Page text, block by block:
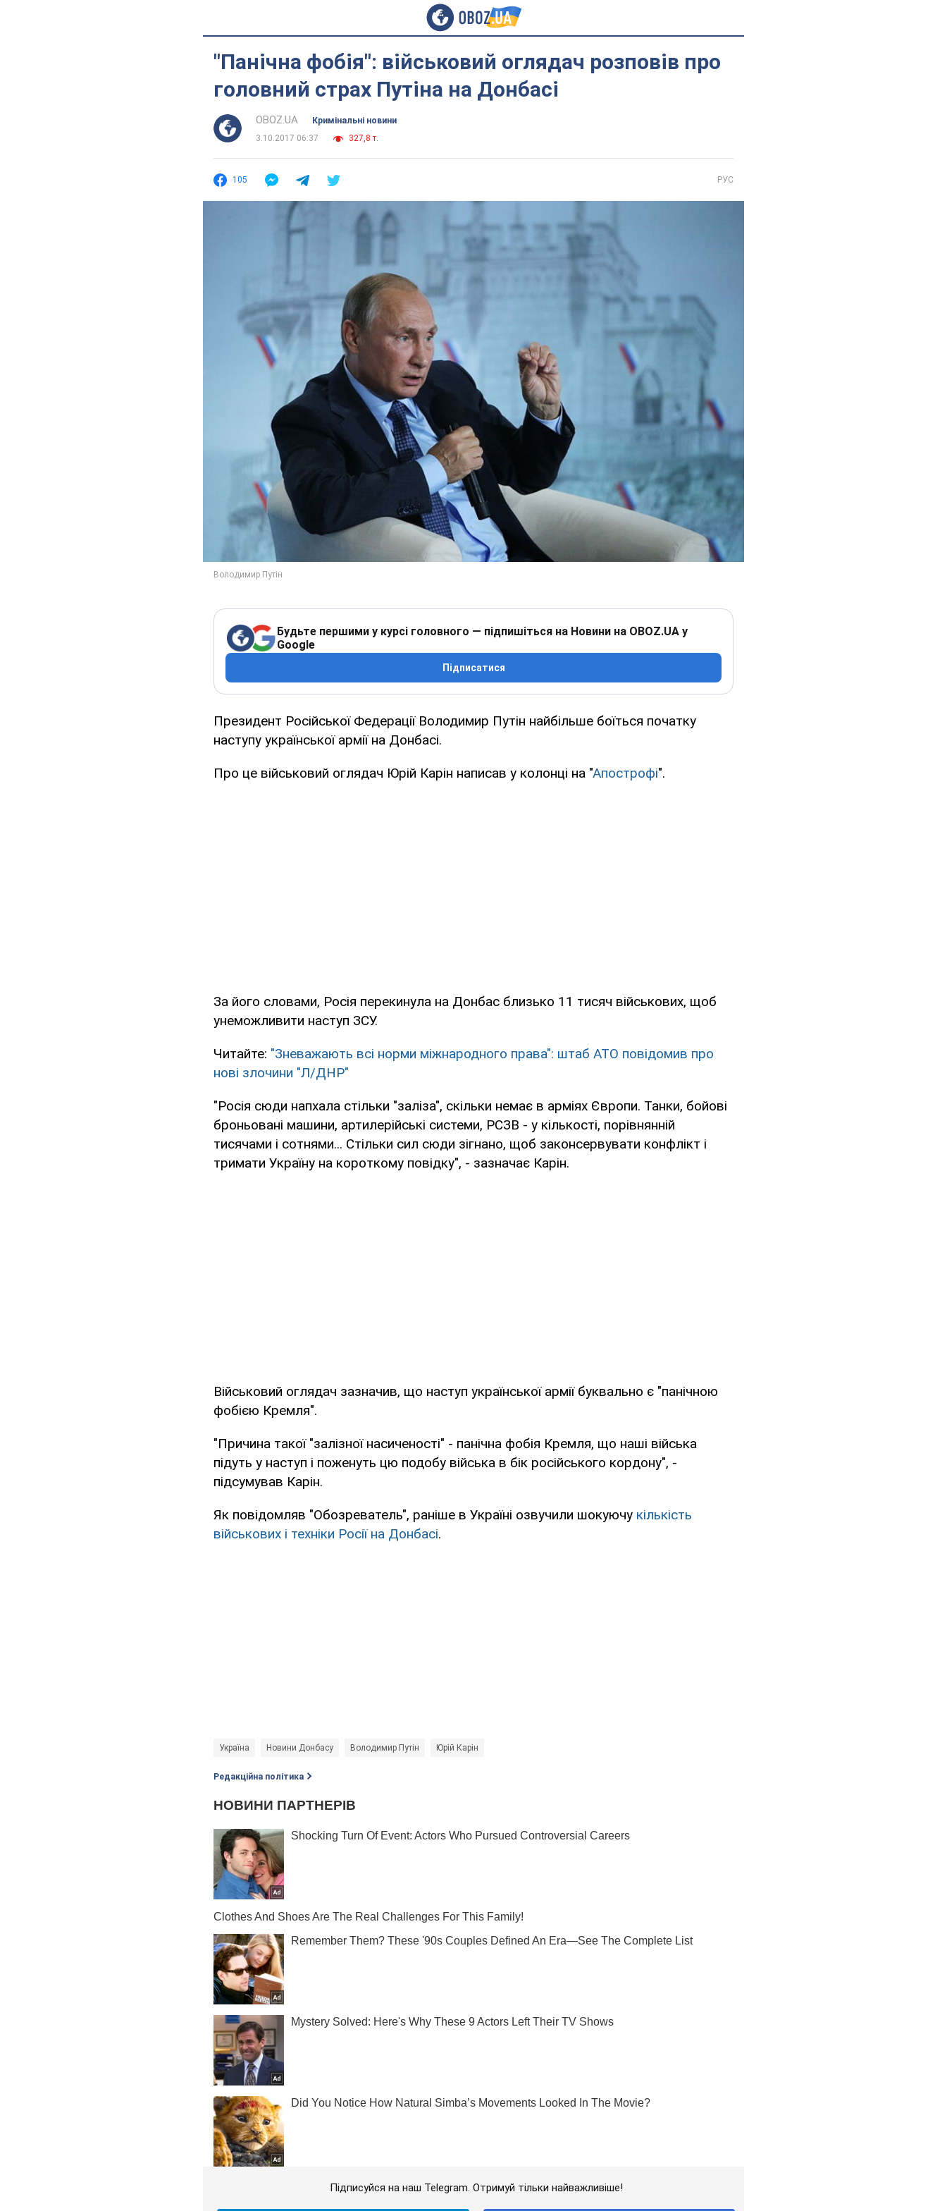
"Панічна фобія": військовий оглядач розповів про
головний страх Путіна на Донбасі
OBOZ.UA
Кримінальні новини
3.10.2017 06:37
327,8 т.
105 РУС
Будьте першими у курсі головного — підпишіться на Новини на OBOZ.UA у
Google
Підписатися
Президент Російської Федерації Володимир Путін найбільше боїться початку
наступу української армії на Донбасі.
Про це військовий оглядач Юрій Карін написав у колонці на "Апострофі".
За його словами, Росія перекинула на Донбас близько 11 тисяч військових, щоб
унеможливити наступ ЗСУ.
Читайте: "Зневажають всі норми міжнародного права": штаб АТО повідомив про
нові злочини "Л/ДНР"
"Росія сюди напхала стільки "заліза", скільки немає в арміях Європи. Танки, бойові
броньовані машини, артилерійські системи, РСЗВ - у кількості, порівнянній
тисячами і сотнями... Стільки сил сюди зігнано, щоб законсервувати конфлікт і
тримати Україну на короткому повідку", - зазначає Карін.
Військовий оглядач зазначив, що наступ української армії буквально є "панічною
фобією Кремля".
"Причина такої "залізної насиченості" - панічна фобія Кремля, що наші війська
підуть у наступ і поженуть цю подобу війська в бік російського кордону", -
підсумував Карін.
Як повідомляв "Обозреватель", раніше в Україні озвучили шокуючу кількість
військових і техніки Росії на Донбасі.
Україна Новини Донбасу Володимир Путін Юрій Карін
Редакційна політика
Підписуйся на наш Telegram. Отримуй тільки найважливіше!